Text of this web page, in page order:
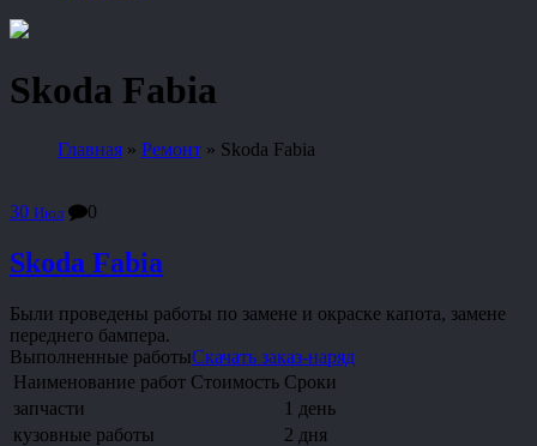
Skoda Fabia
Главная » Ремонт » Skoda Fabia
30 Июл 0
Skoda Fabia
Были проведены работы по замене и окраске капота, замене
переднего бампера.
Выполненные работыСкачать заказ-наряд
Наименование работ Стоимость Сроки
запчасти
1 день
кузовные работы
2 дня